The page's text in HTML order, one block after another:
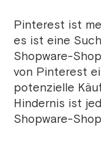
Pinterest ist
es ist eine
Shopware-
von Pinterest
potenzielle
Hindernis ist
Shopware-